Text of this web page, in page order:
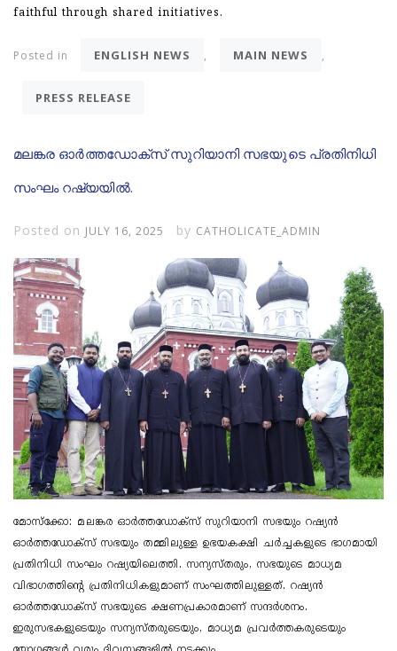
faithful through shared initiatives.
Posted in ENGLISH NEWS , MAIN NEWS ,
PRESS RELEASE
മലങ്കര ഓർത്തഡോക്സ് സുറിയാനി സഭയുടെ പ്രതിനിധി
സംഘം റഷ്യയിൽ.
Posted on JULY 16, 2025 by CATHOLICATE_ADMIN
മോസ്ക്കോ: മലങ്കര ഓർത്തഡോക്സ് സുറിയാനി സഭയും റഷ്യൻ
ഓർത്തഡോക്സ് സഭയും തമ്മിലുള്ള ഉഭയകക്ഷി ചർച്ചകളുടെ ഭാഗമായി
പ്രതിനിധി സംഘം റഷ്യയിലെത്തി. സന്യസ്തരും, സഭയുടെ മാധ്യമ
വിഭാഗത്തിൻ്റെ പ്രതിനിധികളുമാണ് സംഘത്തിലുള്ളത്. റഷ്യൻ
ഓർത്തഡോക്സ് സഭയുടെ ക്ഷണപ്രകാരമാണ് സന്ദർശനം.
ഇരുസഭകളുടെയും സന്യസ്തരുടെയും, മാധ്യമ പ്രവർത്തകരുടെയും